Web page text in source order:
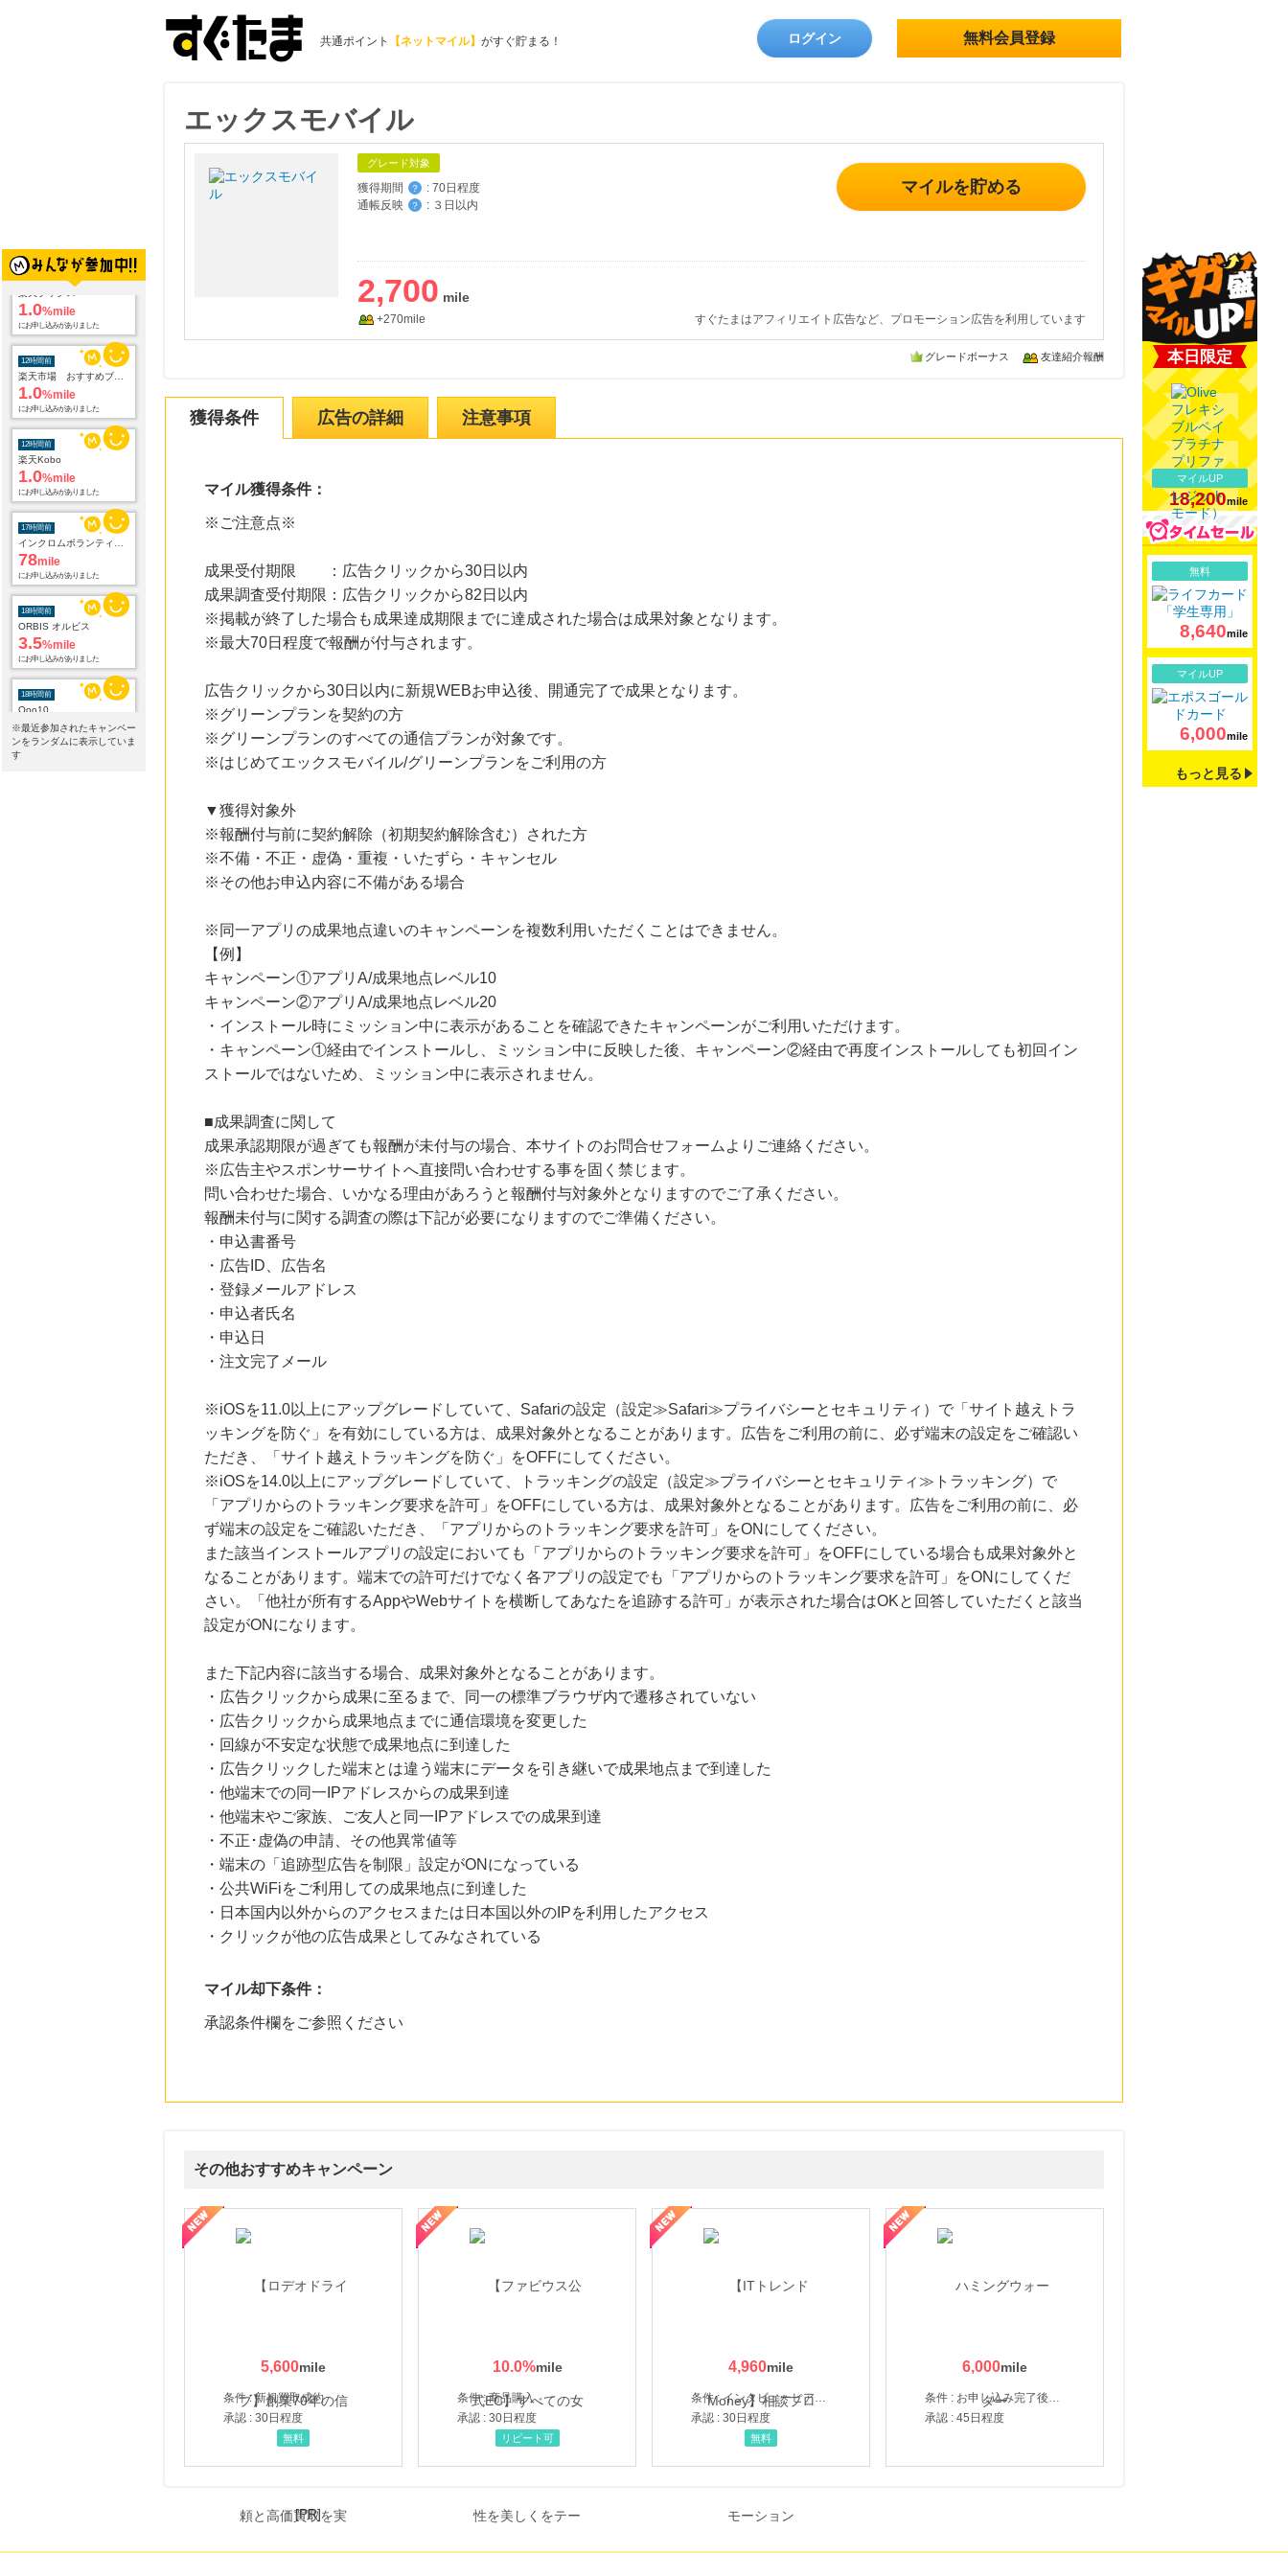
共通ポイント 【ネットマイル】 がすぐ貯まる！ ログイン 無料会員登録
12時間前
楽天市場 おすすめブランド
1.0%mile
にお申し込みがありました
12時間前
楽天Kobo
1.0%mile
にお申し込みがありました
17時間前
インクロムボランティアセンター
78mile
にお申し込みがありました
18時間前
ORBIS オルビス
3.5%mile
にお申し込みがありました
18時間前
Qoo10
3.0%mile
にお申し込みがありました
18時間前
じゃらんnet
※最近参加されたキャンペー
ンをランダムに表示していま
す
エックスモバイル
グレード対象
獲得期間 ？ : 70日程度
通帳反映
？ : ３日以内
マイルを貯める
2,700
+270mile すぐたまはアフィリエイト広告など、プロモーション広告を利用しています
グレードボーナス 友達紹介報酬
獲得条件 広告の詳細 注意事項
マイル獲得条件：
※ご注意点※
成果受付期限 ：広告クリックから30日以内
成果調査受付期限：広告クリックから82日以内
※掲載が終了した場合も成果達成期限までに達成された場合は成果対象となります。
※最大70日程度で報酬が付与されます。
広告クリックから30日以内に新規WEBお申込後、開通完了で成果となります。
※グリーンプランを契約の方
※グリーンプランのすべての通信プランが対象です。
※はじめてエックスモバイル/グリーンプランをご利用の方
▼獲得対象外
※報酬付与前に契約解除（初期契約解除含む）された方
※不備・不正・虚偽・重複・いたずら・キャンセル
※その他お申込内容に不備がある場合
※同一アプリの成果地点違いのキャンペーンを複数利用いただくことはできません。
【例】
キャンペーン①アプリA/成果地点レベル10
キャンペーン②アプリA/成果地点レベル20
・インストール時にミッション中に表示があることを確認できたキャンペーンがご利用いただけます。
・キャンペーン①経由でインストールし、ミッション中に反映した後、キャンペーン②経由で再度インストールしても初回イン
ストールではないため、ミッション中に表示されません。
■成果調査に関して
成果承認期限が過ぎても報酬が未付与の場合、本サイトのお問合せフォームよりご連絡ください。
※広告主やスポンサーサイトへ直接問い合わせする事を固く禁じます。
問い合わせた場合、いかなる理由があろうと報酬付与対象外となりますのでご了承ください。
報酬未付与に関する調査の際は下記が必要になりますのでご準備ください。
・申込書番号
・広告ID、広告名
・登録メールアドレス
・申込者氏名
・申込日
・注文完了メール
※iOSを11.0以上にアップグレードしていて、Safariの設定（設定≫Safari≫プライバシーとセキュリティ）で「サイト越えトラ
ッキングを防ぐ」を有効にしている方は、成果対象外となることがあります。広告をご利用の前に、必ず端末の設定をご確認い
ただき、「サイト越えトラッキングを防ぐ」をOFFにしてください。
※iOSを14.0以上にアップグレードしていて、トラッキングの設定（設定≫プライバシーとセキュリティ≫トラッキング）で
「アプリからのトラッキング要求を許可」をOFFにしている方は、成果対象外となることがあります。広告をご利用の前に、必
ず端末の設定をご確認いただき、「アプリからのトラッキング要求を許可」をONにしてください。
また該当インストールアプリの設定においても「アプリからのトラッキング要求を許可」をOFFにしている場合も成果対象外と
なることがあります。端末での許可だけでなく各アプリの設定でも「アプリからのトラッキング要求を許可」をONにしてくだ
さい。「他社が所有するAppやWebサイトを横断してあなたを追跡する許可」が表示された場合はOKと回答していただくと該当
設定がONになります。
また下記内容に該当する場合、成果対象外となることがあります。
・広告クリックから成果に至るまで、同一の標準ブラウザ内で遷移されていない
・広告クリックから成果地点までに通信環境を変更した
・回線が不安定な状態で成果地点に到達した
・広告クリックした端末とは違う端末にデータを引き継いで成果地点まで到達した
・他端末での同一IPアドレスからの成果到達
・他端末やご家族、ご友人と同一IPアドレスでの成果到達
・不正･虚偽の申請、その他異常値等
・端末の「追跡型広告を制限」設定がONになっている
・公共WiFiをご利用しての成果地点に到達した
・日本国内以外からのアクセスまたは日本国以外のIPを利用したアクセス
・クリックが他の広告成果としてみなされている
マイル却下条件：
承認条件欄をご参照ください
その他おすすめキャンペーン
5,600
条件 : 新規買取成約
承認 : 30日程度
無料
10.0%
条件 : 商品購入
承認 : 30日程度
くをテーマにした商品で女性の美を応援しています
リピート可
4,960
条件 : インタビューヒアリング完了
承認 : 30日程度
【ITトレンドMoney】相談プロモーション
無料
6,000
条件 : お申し込み完了後、決済登録完了と1ヶ月以内のサーバー初回設置。
承認 : 45日程度
ハミングウォーター【販売代理店】
本日限定
マイルUP
18,200mile
無料
8,640mile
マイルUP
6,000mile
もっと見る
[PR]